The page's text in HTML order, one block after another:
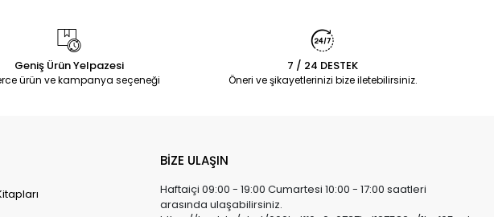
Geniş Ürün Yelpazesi
ürün ve kampanya seçeneği
7 / 24 DESTEK
Öneri ve şikayetlerinizi bize iletebilirsiniz.
BİZE ULAŞIN
Haftaiçi 09:00 - 19:00 Cumartesi 10:00 - 17:00 saatleri
arasında ulaşabilirsiniz.